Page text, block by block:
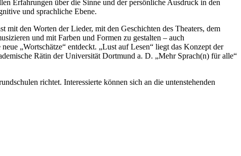
Erfahrungen über die Sinne und der persönliche Ausdruck in den
und sprachliche Ebene.
den Worten der Lieder, mit den Geschichten des Theaters, dem
und mit Farben und Formen zu gestalten – auch
„Wortschätze“ entdeckt. „Lust auf Lesen“ liegt das Konzept der
Rätin der Universität Dortmund a. D. „Mehr Sprach(n) für alle“
richtet. Interessierte können sich an die untenstehenden